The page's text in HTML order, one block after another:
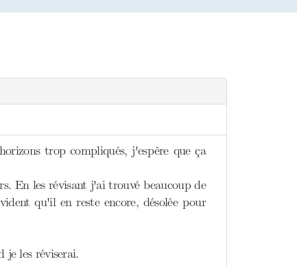
trop compliqués, j'espère que ça
En les révisant j'ai trouvé beaucoup de
qu'il en reste encore, désolée pour
je les réviserai.